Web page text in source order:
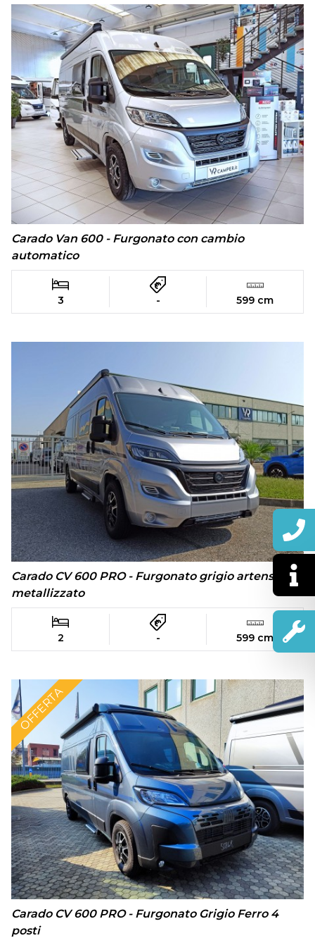
Carado Van 600 - Furgonato con cambio
automatico
3 - 599 cm
Carado CV 600 PRO - Furgonato grigio artense
metallizzato
2 - 599 cm
OFFERTA
Carado CV 600 PRO - Furgonato Grigio Ferro 4
posti